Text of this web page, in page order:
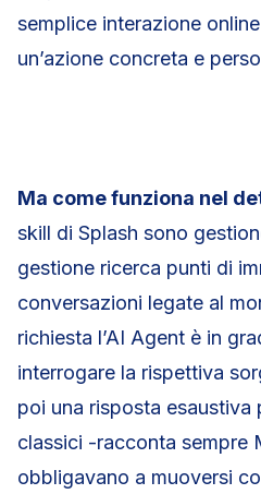
semplice interazione
un’azione concreta e
Ma come funziona nel
skill di Splash sono
gestione ricerca punti di
conversazioni legate al
richiesta l’AI Agent è in
interrogare la rispettiva
poi una risposta esaustiva
classici -racconta sempre
obbligavano a muoversi